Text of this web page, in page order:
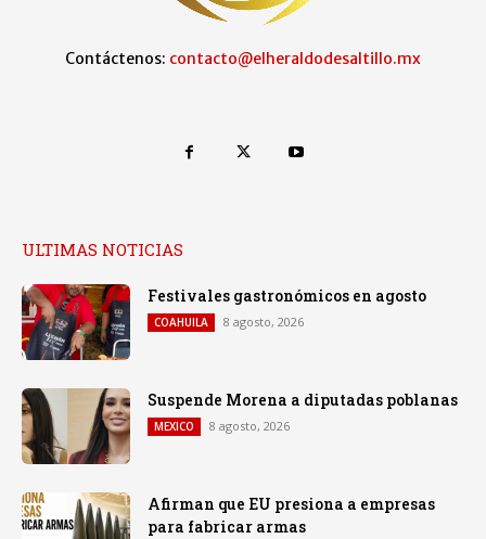
Contáctenos: contacto@elheraldodesaltillo.mx
ULTIMAS NOTICIAS
Festivales gastronómicos en agosto
COAHUILA 8 agosto, 2026
Suspende Morena a diputadas poblanas
MEXICO 8 agosto, 2026
Afirman que EU presiona a empresas
para fabricar armas